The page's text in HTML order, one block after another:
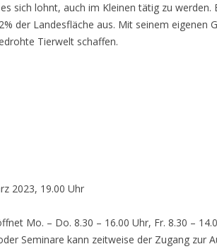
sich lohnt, auch im Kleinen tätig zu werden.
der Landesfläche aus. Mit seinem eigenen
Tierwelt schaffen.
2023, 19.00 Uhr
Mo. – Do. 8.30 – 16.00 Uhr, Fr. 8.30 –
Seminare kann zeitweise der Zugang zur